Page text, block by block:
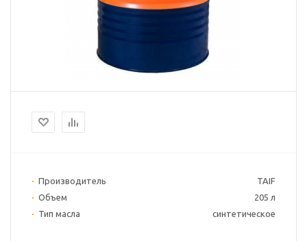
Производитель
TAIF
Объем
205 л
Тип масла
синтетическое